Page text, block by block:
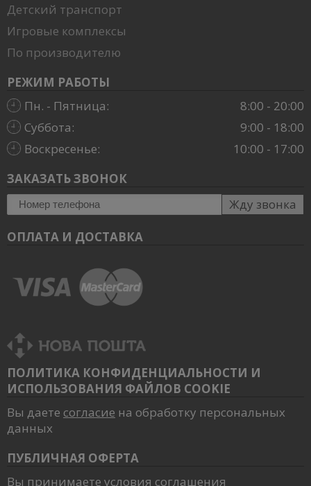
Детский транспорт
Игровые комплексы
По производителю
РЕЖИМ РАБОТЫ
Пн. - Пятница:
8:00 - 20:00
Суббота:
9:00 - 18:00
Воскресенье:
10:00 - 17:00
ЗАКАЗАТЬ ЗВОНОК
Жду звонка
ОПЛАТА И ДОСТАВКА
ПОЛИТИКА КОНФИДЕНЦИАЛЬНОСТИ И
ИСПОЛЬЗОВАНИЯ ФАЙЛОВ COOKIE
Вы даете согласие на обработку персональных
данных
ПУБЛИЧНАЯ ОФЕРТА
Вы принимаете условия соглашения